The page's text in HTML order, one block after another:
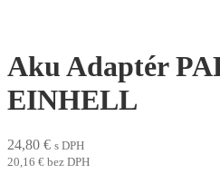
Aku Adaptér
EINHELL
24,80 € s DPH
20,16 € bez DPH